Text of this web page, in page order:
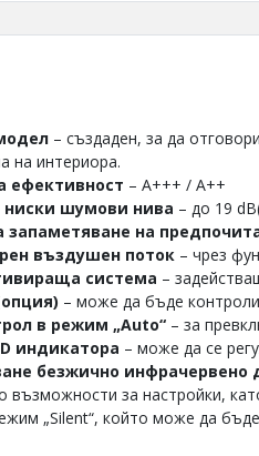
– създаден, за да
на интериора.
ефективност – A+++ / A++
шумови нива – до 19
запаметяване на
въздушен поток – чрез
система –
– може да бъде
в режим „Auto“ – за
индикатора – може да се
безжично инфрачервено
възможности за настройки,
„Silent“, който може да